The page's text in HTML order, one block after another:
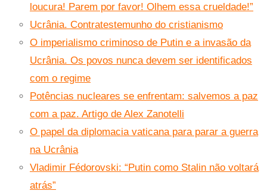
loucura! Parem por favor! Olhem essa crueldade!”
Ucrânia. Contratestemunho do cristianismo
O imperialismo criminoso de Putin e a invasão da
Ucrânia. Os povos nunca devem ser identificados
com o regime
Potências nucleares se enfrentam: salvemos a paz
com a paz. Artigo de Alex Zanotelli
O papel da diplomacia vaticana para parar a guerra
na Ucrânia
Vladimir Fédorovski: “Putin como Stalin não voltará
atrás”